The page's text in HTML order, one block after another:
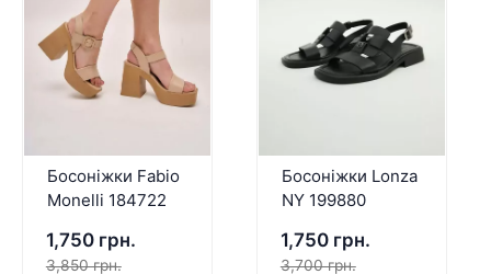
Босоніжки Fabio
Monelli 184722
1,750 грн.
3,850 грн.
Босоніжки Lonza
NY 199880
1,750 грн.
3,700 грн.